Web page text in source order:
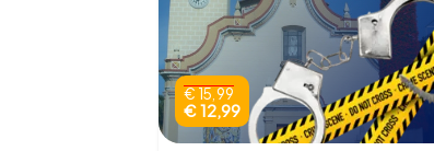
€ 15,99
€ 12,99